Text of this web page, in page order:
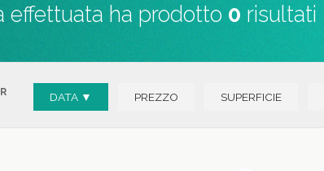
effettuata ha prodotto 0 risultati
DATA ▼ PREZZO SUPERFICIE